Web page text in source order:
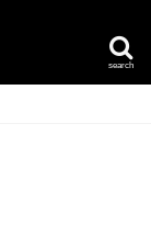
search